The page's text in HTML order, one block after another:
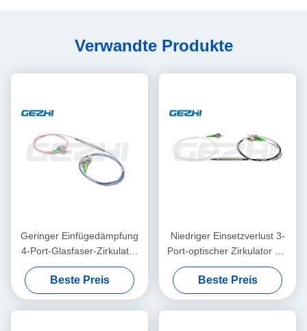
Verwandte Produkte
Geringer Einfügedämpfung
4-Port-Glasfaser-Zirkulator
für CATV-Systeme mit hoher
Isolation
Beste Preis
Niedriger Einsetzverlust 3-
Port-optischer Zirkulator mit
hoher Kanalisolation und
kompakter Verpackung
Beste Preis